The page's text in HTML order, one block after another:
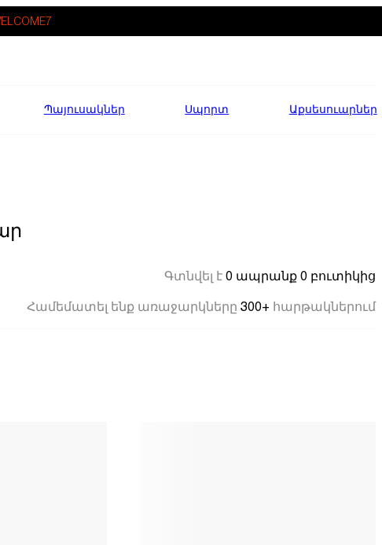
Պայուսակներ Սպորտ Աքսեսուարներ
Գտնվել է 0 ապրանք 0 բուտիկից
Համեմատել ենք առաջարկները 300+ հարթակներում